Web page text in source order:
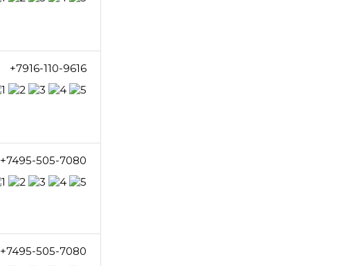
+7916-110-9616
+7495-505-7080
+7495-505-7080